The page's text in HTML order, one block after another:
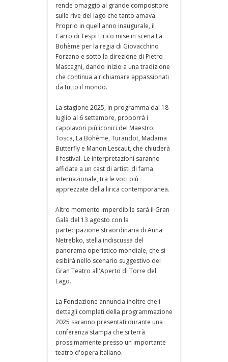
rende omaggio al grande compositore
sulle rive del lago che tanto amava.
Proprio in quell'anno inaugurale, il
Carro di Tespi Lirico mise in scena La
Bohème per la regia di Giovacchino
Forzano e sotto la direzione di Pietro
Mascagni, dando inizio a una tradizione
che continua a richiamare appassionati
da tutto il mondo.
La stagione 2025, in programma dal 18
luglio al 6 settembre, proporrà i
capolavori più iconici del Maestro:
Tosca, La Bohème, Turandot, Madama
Butterfly e Manon Lescaut, che chiuderà
il festival. Le interpretazioni saranno
affidate a un cast di artisti di fama
internazionale, tra le voci più
apprezzate della lirica contemporanea.
Altro momento imperdibile sarà il Gran
Galà del 13 agosto con la
partecipazione straordinaria di Anna
Netrebko, stella indiscussa del
panorama operistico mondiale, che si
esibirà nello scenario suggestivo del
Gran Teatro all'Aperto di Torre del
Lago.
La Fondazione annuncia inoltre che i
dettagli completi della programmazione
2025 saranno presentati durante una
conferenza stampa che si terrà
prossimamente presso un importante
teatro d'opera italiano.